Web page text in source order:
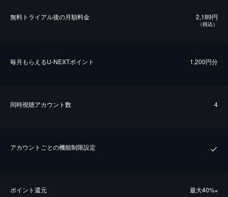
無料トライアル後の⽉額料金 2,189円
（税込）
毎⽉もらえるU-NEXTポイント 1,200円分
同時視聴アカウント数 4
アカウントごとの機能制限設定
ポイント還元 最⼤40%※